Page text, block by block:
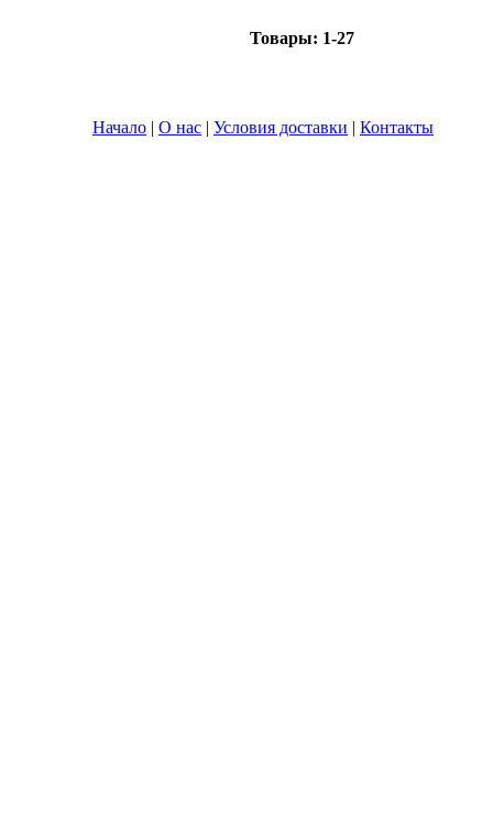
Товары: 1-27
Начало | О нас | Условия доставки | Контакты